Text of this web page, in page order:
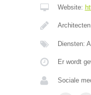
Website:
Architecten
Diensten:
Er wordt
Sociale